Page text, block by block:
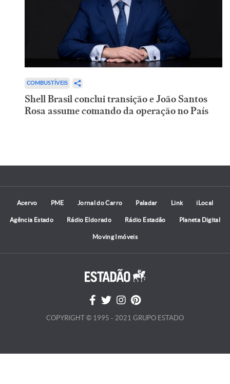
COMBUSTÍVEIS
Shell Brasil conclui transição e João Santos
Rosa assume comando da operação no País
Acervo PME Jornal do Carro Paladar Link iLocal
Agência Estado Rádio Eldorado Rádio Estadão Planeta Digital
Moving Imóveis
COPYRIGHT © 1995 - 2021 GRUPO ESTADO